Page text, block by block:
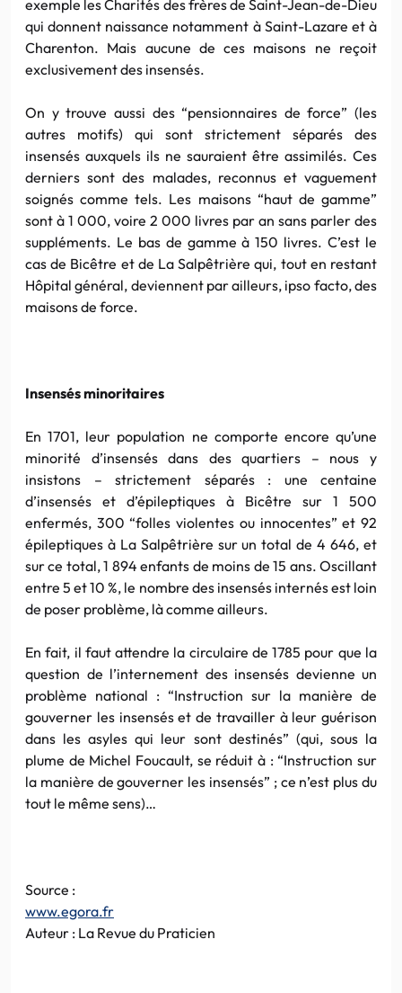
exemple les Charités des frères de Saint-Jean-de-Dieu
qui donnent naissance notamment à Saint-Lazare et à
Charenton. Mais aucune de ces maisons ne reçoit
exclusivement des insensés.
On y trouve aussi des “pensionnaires de force” (les
autres motifs) qui sont strictement séparés des
insensés auxquels ils ne sauraient être assimilés. Ces
derniers sont des malades, reconnus et vaguement
soignés comme tels. Les maisons “haut de gamme”
sont à 1 000, voire 2 000 livres par an sans parler des
suppléments. Le bas de gamme à 150 livres. C’est le
cas de Bicêtre et de La Salpêtrière qui, tout en restant
Hôpital général, deviennent par ailleurs, ipso facto, des
maisons de force.
Insensés minoritaires
En 1701, leur population ne comporte encore qu’une
minorité d’insensés dans des quartiers – nous y
insistons – strictement séparés : une centaine
d’insensés et d’épileptiques à Bicêtre sur 1 500
enfermés, 300 “folles violentes ou innocentes” et 92
épileptiques à La Salpêtrière sur un total de 4 646, et
sur ce total, 1 894 enfants de moins de 15 ans. Oscillant
entre 5 et 10 %, le nombre des insensés internés est loin
de poser problème, là comme ailleurs.
En fait, il faut attendre la circulaire de 1785 pour que la
question de l’internement des insensés devienne un
problème national : “Instruction sur la manière de
gouverner les insensés et de travailler à leur guérison
dans les asyles qui leur sont destinés” (qui, sous la
plume de Michel Foucault, se réduit à : “Instruction sur
la manière de gouverner les insensés” ; ce n’est plus du
tout le même sens)…
Source :
www.egora.fr
Auteur : La Revue du Praticien